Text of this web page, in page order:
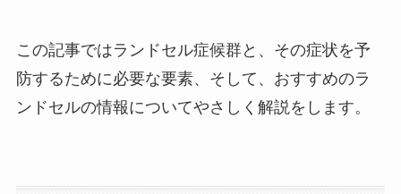
この記事ではランドセル症候群と、その症状を予
防するために必要な要素、そして、おすすめのラ
ンドセルの情報についてやさしく解説をします。